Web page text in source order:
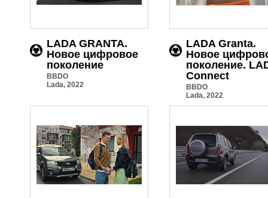
LADA GRANTA.
Новое цифровое
поколение
BBDO
Lada, 2022
LADA Granta.
Новое
поколение.
Conneсt
BBDO
Lada, 2022